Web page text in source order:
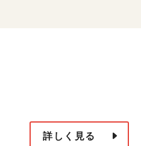
詳しく見る